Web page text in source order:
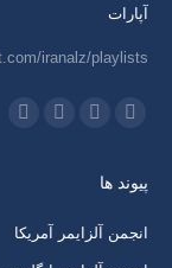
آپارات
iranalz/playlists
ما را دنبال کنید در:
کردن
پیوند ها
انجمن آلزایمر آمریکا